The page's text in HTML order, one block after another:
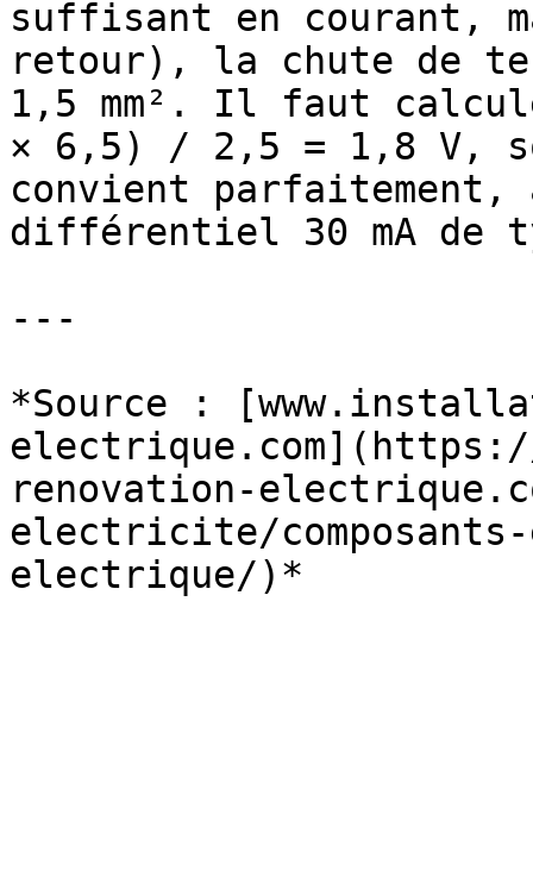
suffisant en courant,
retour), la chute de
1,5 mm². Il faut
× 6,5) / 2,5 = 1,8 V,
convient parfaitement,
différentiel 30 mA de
---
*Source :
renovation-
electricite/